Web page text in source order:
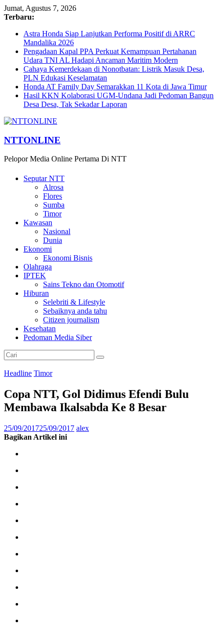
Jumat, Agustus 7, 2026
Terbaru:
Astra Honda Siap Lanjutkan Performa Positif di ARRC
Mandalika 2026
Pengadaan Kapal PPA Perkuat Kemampuan Pertahanan
Udara TNI AL Hadapi Ancaman Maritim Modern
Cahaya Kemerdekaan di Nonotbatan: Listrik Masuk Desa,
PLN Edukasi Keselamatan
Honda AT Family Day Semarakkan 11 Kota di Jawa Timur
Hasil KKN Kolaborasi UGM-Undana Jadi Pedoman Bangun
Desa Desa, Tak Sekadar Laporan
NTTONLINE
Pelopor Media Online Pertama Di NTT
Seputar NTT
Alrosa
Flores
Sumba
Timor
Kawasan
Nasional
Dunia
Ekonomi
Ekonomi Bisnis
Olahraga
IPTEK
Sains Tekno dan Otomotif
Hiburan
Selebriti & Lifestyle
Sebaiknya anda tahu
Citizen journalism
Kesehatan
Pedoman Media Siber
Headline Timor
Copa NTT, Gol Didimus Efendi Bulu
Membawa Ikalsabda Ke 8 Besar
25/09/201725/09/2017 alex
Bagikan Artikel ini